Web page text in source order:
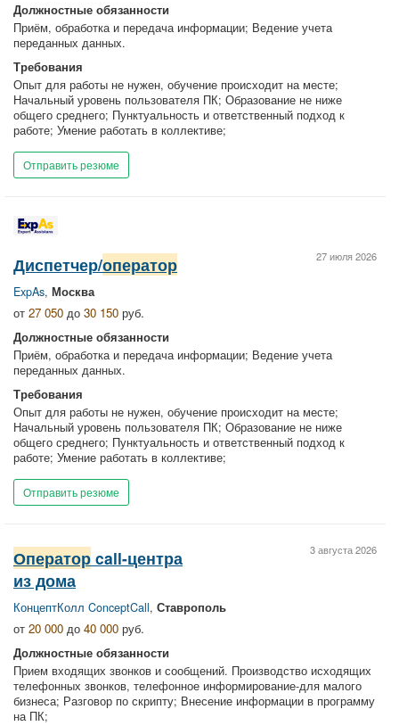
Должностные обязанности
Приём, обработка и передача информации; Ведение учета
переданных данных.
Требования
Опыт для работы не нужен, обучение происходит на месте;
Начальный уровень пользователя ПК; Образование не ниже
общего среднего; Пунктуальность и ответственный подход к
работе; Умение работать в коллективе;
Отправить резюме
27 июля 2026
Диспетчер/оператор
ExpAs, Москва
от 27 050 до 30 150 руб.
Должностные обязанности
Приём, обработка и передача информации; Ведение учета
переданных данных.
Требования
Опыт для работы не нужен, обучение происходит на месте;
Начальный уровень пользователя ПК; Образование не ниже
общего среднего; Пунктуальность и ответственный подход к
работе; Умение работать в коллективе;
Отправить резюме
3 августа 2026
Оператор call-центра
из дома
КонцептКолл ConceptCall, Ставрополь
от 20 000 до 40 000 руб.
Должностные обязанности
Прием входящих звонков и сообщений. Производство исходящих
телефонных звонков, телефонное информирование-для малого
бизнеса; Разговор по скрипту; Внесение информации в программу
на ПК;